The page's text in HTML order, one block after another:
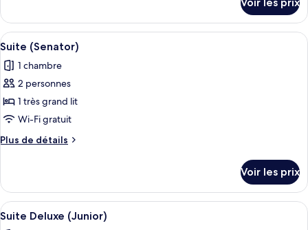
Chambre
Deluxe
le
type
de
chambre
Chambre
Deluxe
Afficher
toutes
les
photos
pour
ce
type
de
Suite
(Senator)
Une salle de bain moderne avec
8
Suite (Senator)
1 chambre
2 personnes
1 très grand lit
Wi-Fi gratuit
Plus de détails
Plus
le
type
de
Voir les prix
Afficher
toutes
Une salle de bain moderne dotée
11
Suite Deluxe (Junior)